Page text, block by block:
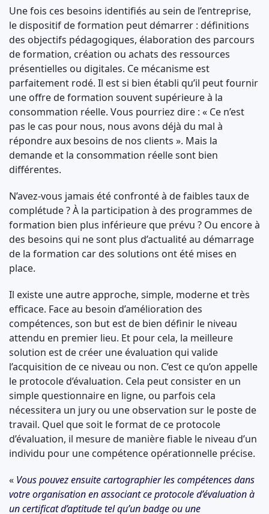
Une fois ces besoins identifiés au sein de l’entreprise,
le dispositif de formation peut démarrer : définitions
des objectifs pédagogiques, élaboration des parcours
de formation, création ou achats des ressources
présentielles ou digitales. Ce mécanisme est
parfaitement rodé. Il est si bien établi qu’il peut fournir
une offre de formation souvent supérieure à la
consommation réelle. Vous pourriez dire : « Ce n’est
pas le cas pour nous, nous avons déjà du mal à
répondre aux besoins de nos clients ». Mais la
demande et la consommation réelle sont bien
différentes.
N’avez-vous jamais été confronté à de faibles taux de
complétude ? À la participation à des programmes de
formation bien plus inférieure que prévu ? Ou encore à
des besoins qui ne sont plus d’actualité au démarrage
de la formation car des solutions ont été mises en
place.
Il existe une autre approche, simple, moderne et très
efficace. Face au besoin d’amélioration des
compétences, son but est de bien définir le niveau
attendu en premier lieu. Et pour cela, la meilleure
solution est de créer une évaluation qui valide
l’acquisition de ce niveau ou non. C’est ce qu’on appelle
le protocole d’évaluation. Cela peut consister en un
simple questionnaire en ligne, ou parfois cela
nécessitera un jury ou une observation sur le poste de
travail. Quel que soit le format de ce protocole
d’évaluation, il mesure de manière fiable le niveau d’un
individu pour une compétence opérationnelle précise.
« Vous pouvez ensuite cartographier les compétences dans
votre organisation en associant ce protocole d’évaluation à
un certificat d’aptitude tel qu’un badge ou une